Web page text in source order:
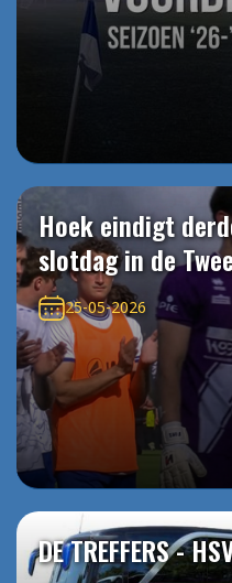
Hoek eindigt
slotdag in de
25-05-2026
DE TREFFERS -